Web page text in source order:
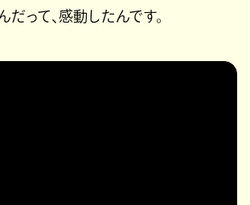
だって、感動したんです。